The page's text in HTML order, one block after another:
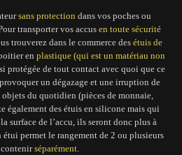
sans protection dans vos poches ou
transporter vos accus en toute sécurité
trouverez dans le commerce des étuis de
en plastique (qui est un matériau non
protégée de tout contact avec quoi que ce
un dégazage et une irruption de
du quotidien (pièces de monnaie,
également des étuis en silicone mais qui
surface de l’accu, ils seront donc plus à
étui permet le rangement de 2 ou plusieurs
séparément.